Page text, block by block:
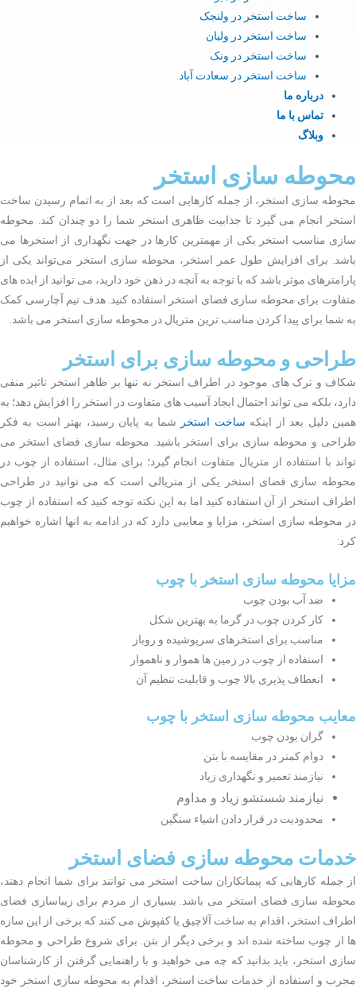
ساخت استخر در ولنجک
ساخت استخر در ولیان
ساخت استخر در ونک
ساخت استخر در سعادت آباد
درباره ما
تماس با ما
وبلاگ
محوطه سازی استخر
محوطه سازی استخر، از جمله کارهایی است که بعد از به اتمام رسیدن ساخت
استخر انجام می گیرد تا جذابیت ظاهری استخر شما را دو چندان کند. محوطه
سازی مناسب استخر یکی از مهمترین کارها در جهت نگهداری از استخرها می
باشد. برای افزایش طول عمر استخر، محوطه سازی استخر می‌تواند یکی از
پارامترهای موثر باشد که با توجه به آنچه در ذهن خود دارید، می توانید از ایده های
متفاوت برای محوطه سازی فضای استخر استفاده کنید. هدف تیم آچارسی کمک
به شما برای پیدا کردن مناسب ترین متریال در محوطه سازی استخر می باشد.
طراحی و محوطه سازی برای استخر
شکاف و ترک های موجود در اطراف استخر نه تنها بر ظاهر استخر تاثیر منفی
دارد، بلکه می تواند احتمال ایجاد آسیب های متفاوت در استخر را افزایش دهد؛ به
همین دلیل بعد از اینکه ساخت استخر
شما به پایان رسید، بهتر است به فکر
طراحی و محوطه سازی برای استخر باشید. محوطه سازی فضای استخر می
تواند با استفاده از متریال متفاوت انجام گیرد؛ برای مثال، استفاده از چوب در
محوطه سازی فضای استخر یکی از متریالی است که می توانید در طراحی
اطراف استخر از آن استفاده کنید اما به این نکته توجه کنید که استفاده از چوب
در محوطه سازی استخر، مزایا و معایبی دارد که در ادامه به انها اشاره خواهیم
کرد:
مزایا محوطه سازی استخر با چوب
ضد آب بودن چوب
کار کردن چوب در گرما به بهترین شکل
مناسب برای استخرهای سرپوشیده و روباز
استفاده از چوب در زمین ها هموار و ناهموار
انعطاف پذیری بالا چوب و قابلیت تنظیم آن
معایب محوطه سازی استخر با چوب
گران بودن چوب
دوام کمتر در مقایسه با بتن
نیازمند تعمیر و نگهداری زیاد
نیازمند شستشو زیاد و مداوم
محدودیت در قرار دادن اشیاء سنگین
خدمات محوطه سازی فضای استخر
از جمله کارهایی که پیمانکاران ساخت استخر می توانند برای شما انجام دهند،
محوطه سازی فضای استخر می باشد. بسیاری از مردم برای زیباسازی فضای
اطراف استخر، اقدام به ساخت آلاچیق یا کفپوش می کنند که برخی از این سازه
ها از چوب ساخته شده اند و برخی دیگر از بتن. برای شروع طراحی و محوطه
سازی استخر، باید بدانید که چه می خواهید و با راهنمایی گرفتن از کارشناسان
مجرب و استفاده از خدمات ساخت استخر، اقدام به محوطه سازی استخر خود